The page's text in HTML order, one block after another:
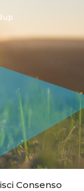
Consenso